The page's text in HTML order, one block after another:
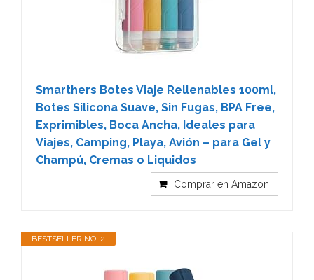
Smarthers Botes Viaje Rellenables 100ml,
Botes Silicona Suave, Sin Fugas, BPA Free,
Exprimibles, Boca Ancha, Ideales para
Viajes, Camping, Playa, Avión – para Gel y
Champú, Cremas o Liquidos
Comprar en Amazon
BESTSELLER NO. 2